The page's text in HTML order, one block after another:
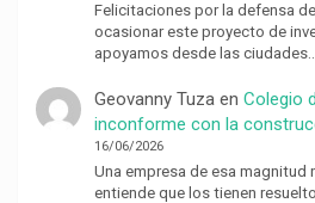
Felicitaciones por la defensa
ocasionar este proyecto de
apoyamos desde las
Geovanny Tuzaen Colegio
inconforme con la
16/06/2026
Una empresa de esa magnitud
entiende que los tienen